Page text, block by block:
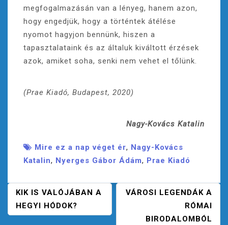
megfogalmazásán van a lényeg, hanem azon,
hogy engedjük, hogy a történtek átélése
nyomot hagyjon bennünk, hiszen a
tapasztalataink és az általuk kiváltott érzések
azok, amiket soha, senki nem vehet el tőlünk.
(Prae Kiadó, Budapest, 2020)
Nagy-Kovács Katalin
Mire ez a nap véget ér, Nagy-Kovács
Katalin, Nyerges Gábor Ádám, Prae Kiadó
B
E
J
KIK IS VALÓJÁBAN A
HEGYI HÓDOK?
VÁROSI LEGENDÁK A
RÓMAI
BIRODALOMBÓL